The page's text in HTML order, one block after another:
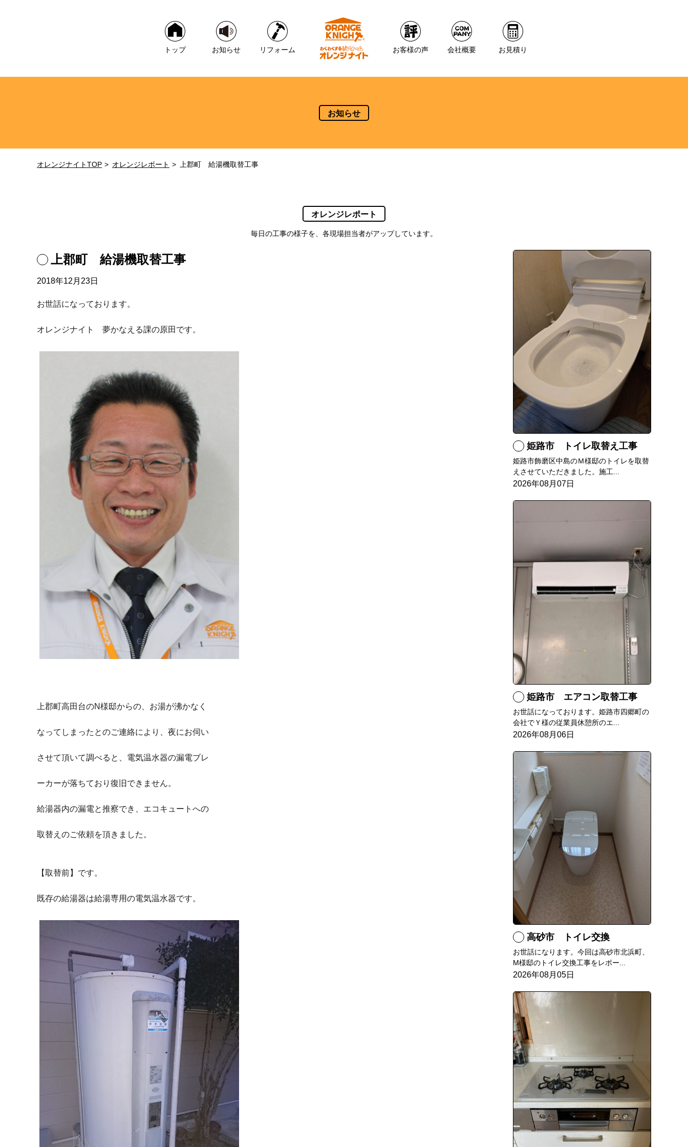
トップ お知らせ リフォーム お客様の声 会社概要 お見積り
お知らせ
オレンジナイトTOP オレンジレポート 上郡町 給湯機取替工事
オレンジレポート
毎日の工事の様子を、各現場担当者がアップしています。
上郡町 給湯機取替工事
2018年12月23日
お世話になっております。
オレンジナイト 夢かなえる課の原田です。
上郡町高田台のN様邸からの、お湯が沸かなく
なってしまったとのご連絡により、夜にお伺い
させて頂いて調べると、電気温水器の漏電ブレ
ーカーが落ちており復旧できません。
給湯器内の漏電と推察でき、エコキュートへの
取替えのご依頼を頂きました。
【取替前】です。
既存の給湯器は給湯専用の電気温水器です。
姫路市 トイレ取替え工事
姫路市飾磨区中島のＭ様邸のトイレを取替
えさせていただきました。施工...
2026年08月07日
姫路市 エアコン取替工事
お世話になっております。姫路市四郷町の
会社でＹ様の従業員休憩所のエ...
2026年08月06日
高砂市 トイレ交換
お世話になります。今回は高砂市北浜町、
M様邸のトイレ交換工事をレポー...
2026年08月05日